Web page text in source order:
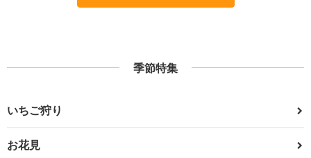
季節特集
いちご狩り
お花見